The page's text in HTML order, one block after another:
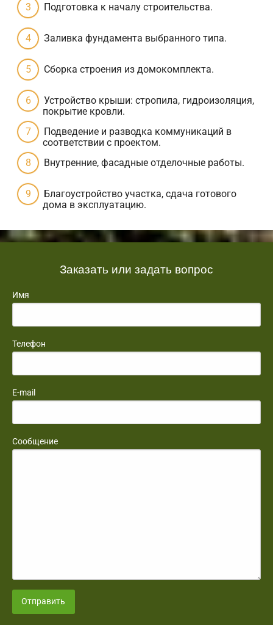
Подготовка к началу строительства.
Заливка фундамента выбранного типа.
Сборка строения из домокомплекта.
Устройство крыши: стропила, гидроизоляция,
покрытие кровли.
Подведение и разводка коммуникаций в
соответствии с проектом.
Внутренние, фасадные отделочные работы.
Благоустройство участка, сдача готового
дома в эксплуатацию.
Заказать или задать вопрос
Имя
Телефон
E-mail
Сообщение
Отправить